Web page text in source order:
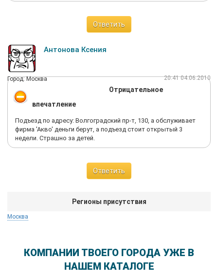
Ответить
Антонова Ксения
Город: Москва 20:41 04.06.2010
Отрицательное
впечатление
Подъезд по адресу: Волгоградский пр-т, 130, а обслуживает
фирма 'Акво' деньги берут, а подъезд стоит открытый 3
недели. Страшно за детей.
Ответить
Регионы присутствия
Москва
КОМПАНИИ ТВОЕГО ГОРОДА УЖЕ В
НАШЕМ КАТАЛОГЕ